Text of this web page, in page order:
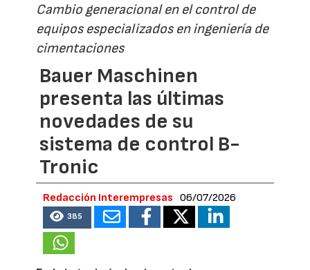
Cambio generacional en el control de
equipos especializados en ingeniería de
cimentaciones
Bauer Maschinen
presenta las últimas
novedades de su
sistema de control B-
Tronic
Redacción Interempresas 06/07/2026
385